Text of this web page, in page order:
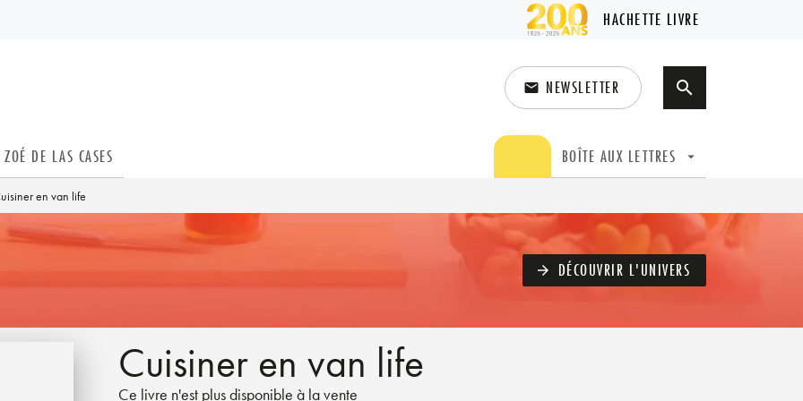
HACHETTE LIVRE
email NEWSLETTER search
ZOÉ DE LAS CASES BOÎTE AUX LETTRES arrow_drop_down
en van life
arrow_forward DÉCOUVRIR L'UNIVERS
Cuisiner en van life
Ce livre n'est plus disponible à la vente